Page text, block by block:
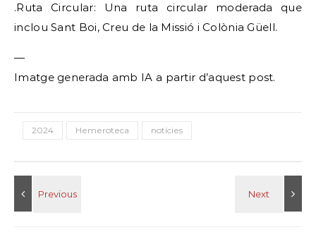
.Ruta Circular: Una ruta circular moderada que
inclou Sant Boi, Creu de la Missió i Colònia Güell.
—
Imatge generada amb IA a partir d’aquest post.
2024 Hemeroteca notícies